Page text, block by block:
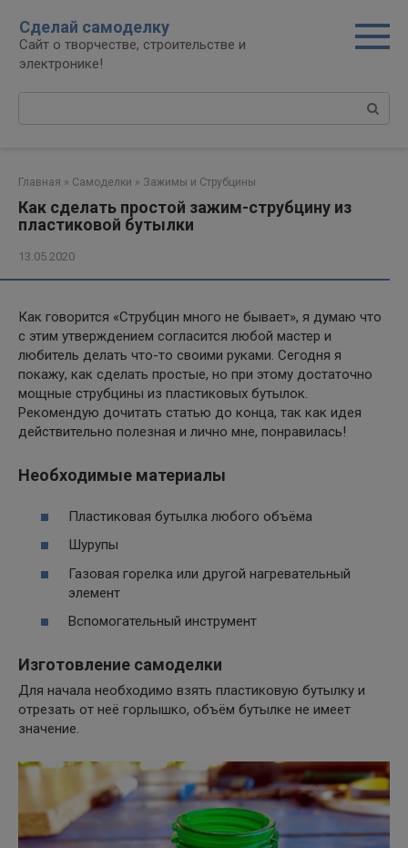
контенту
Сделай самоделку
Сайт о творчестве, строительстве и
электронике!
Главная » Самоделки » Зажимы и Струбцины
Как сделать простой зажим-струбцину из
пластиковой бутылки
13.05.2020
Как говорится «Струбцин много не бывает», я думаю что
с этим утверждением согласится любой мастер и
любитель делать что-то своими руками. Сегодня я
покажу, как сделать простые, но при этому достаточно
мощные струбцины из пластиковых бутылок.
Рекомендую дочитать статью до конца, так как идея
действительно полезная и лично мне, понравилась!
Необходимые материалы
Пластиковая бутылка любого объёма
Шурупы
Газовая горелка или другой нагревательный
элемент
Вспомогательный инструмент
Изготовление самоделки
Для начала необходимо взять пластиковую бутылку и
отрезать от неё горлышко, объём бутылке не имеет
значение.